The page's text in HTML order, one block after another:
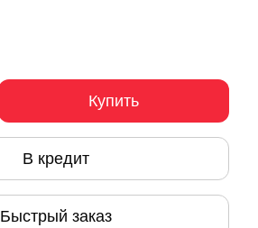
Купить
В кредит
Быстрый заказ